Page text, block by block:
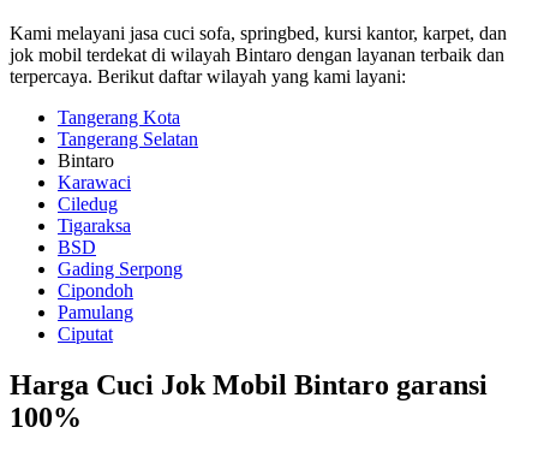
Kami melayani jasa cuci sofa, springbed, kursi kantor, karpet, dan
jok mobil terdekat di wilayah Bintaro dengan layanan terbaik dan
terpercaya. Berikut daftar wilayah yang kami layani:
Tangerang Kota
Tangerang Selatan
Bintaro
Karawaci
Ciledug
Tigaraksa
BSD
Gading Serpong
Cipondoh
Pamulang
Ciputat
Harga Cuci Jok Mobil Bintaro garansi
100%